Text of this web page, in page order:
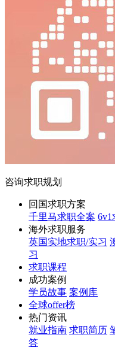
咨询求职规划
回国求职方案
千里马求职全案 6v1
海外求职服务
英国实地求职/实习
习
求职课程
成功案例
学员故事 案例库
全球offer榜
热门资讯
就业指南 求职简历
答